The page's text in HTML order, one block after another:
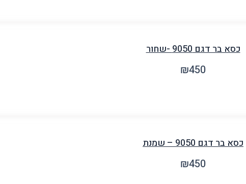
כסא בר דגם 9050 -שחור
₪450
כסא בר דגם 9050 – שמנת
₪450